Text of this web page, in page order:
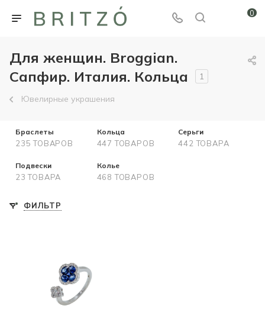
0
Для женщин. Broggian.
Сапфир. Италия. Кольца
1
Ювелирные украшения
Браслеты
235 ТОВАРОВ
Кольца
447 ТОВАРОВ
Серьги
442 ТОВАРА
Подвески
23 ТОВАРА
Колье
468 ТОВАРОВ
ФИЛЬТР